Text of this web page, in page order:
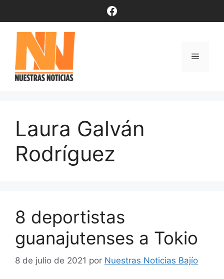
contenido
Facebook
Menú
Laura Galván
Rodríguez
8 deportistas
guanajutenses a Tokio
8 de julio de 2021 por Nuestras Noticias Bajío